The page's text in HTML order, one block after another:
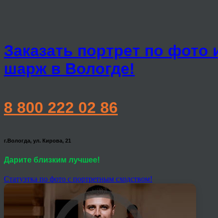
Заказать портрет по фото
шарж в Вологде!
8 800 222 02 86
г.Вологда, ул. Кирова, 21
Дарите близким лучшее!
Статуэтка по фото с портретным сходством!